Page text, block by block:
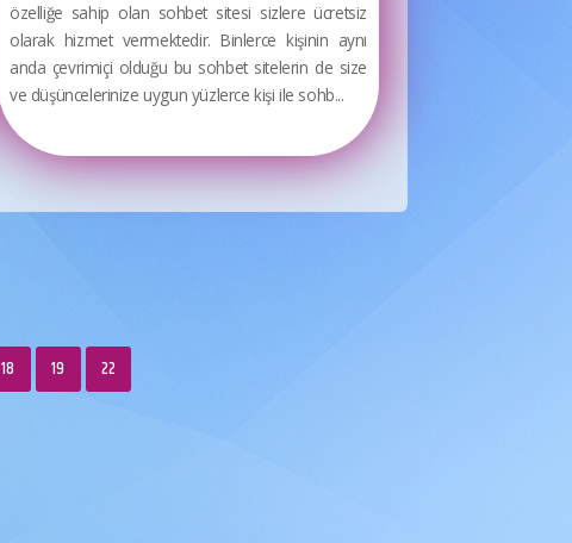
özelliğe sahip olan sohbet sitesi sizlere ücretsiz
olarak hizmet vermektedir. Binlerce kişinin aynı
anda çevrimiçi olduğu bu sohbet sitelerin de size
ve düşüncelerinize uygun yüzlerce kişi ile sohb...
18 19 22